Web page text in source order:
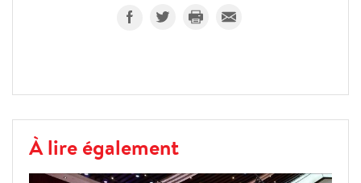
À lire également